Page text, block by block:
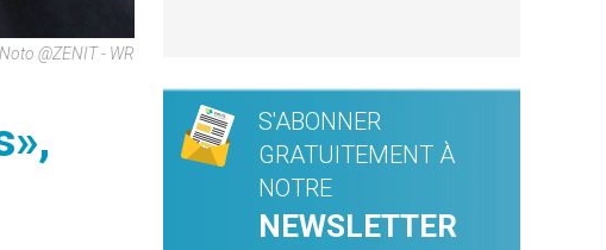
@ZENIT - WR
S'ABONNER
GRATUITEMENT À
NOTRE
NEWSLETTER